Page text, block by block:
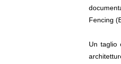
Fencing
Un taglio